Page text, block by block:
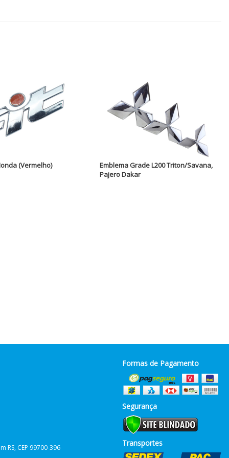
(Vermelho)
Emblema Grade L200 Triton/Savana,
Pajero Dakar
RS, CEP 99700-396
Formas de Pagamento
Segurança
Transportes